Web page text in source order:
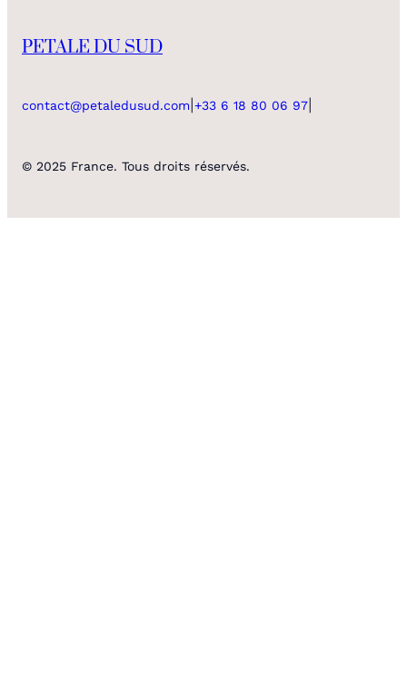
PETALE DU SUD
contact@petaledusud.com +33 6 18 80 06 97
© 2025 France. Tous droits réservés.